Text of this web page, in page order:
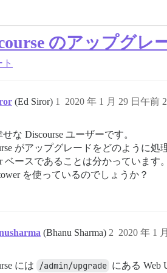
のアップグレ
(Ed Siror) 2020 年 1 月 29 日午前
1
な Discourse ユーザーです。
がアップグレードをどのように
ベースであることは分かっています。
を使っているのでしょうか？
(Bhanu Sharma) 2020 年 1
2
には /admin/upgrade にある Web